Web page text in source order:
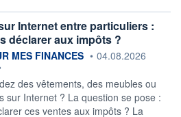
Internet entre particuliers :
déclarer aux impôts ?
fournie par
MES FINANCES • 04.08.2026
des vêtements, des meubles ou
sur Internet ? La question se pose :
ces ventes aux impôts ? La